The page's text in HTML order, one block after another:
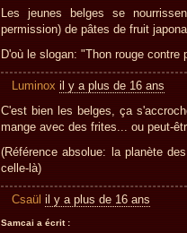
Les jeunes belges se
permission) de pâtes de fruit
D'où le slogan: "Thon rouge contre
Luminox il y a plus de 16 ans
C'est bien les belges, ça
mange avec des frites... ou peut-
(Référence absolue: la planète
celle-là)
Csaül il y a plus de 16 ans
Samcai a écrit :